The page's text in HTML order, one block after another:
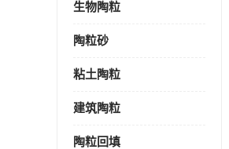
生物陶粒
陶粒砂
粘土陶粒
建筑陶粒
陶粒回填